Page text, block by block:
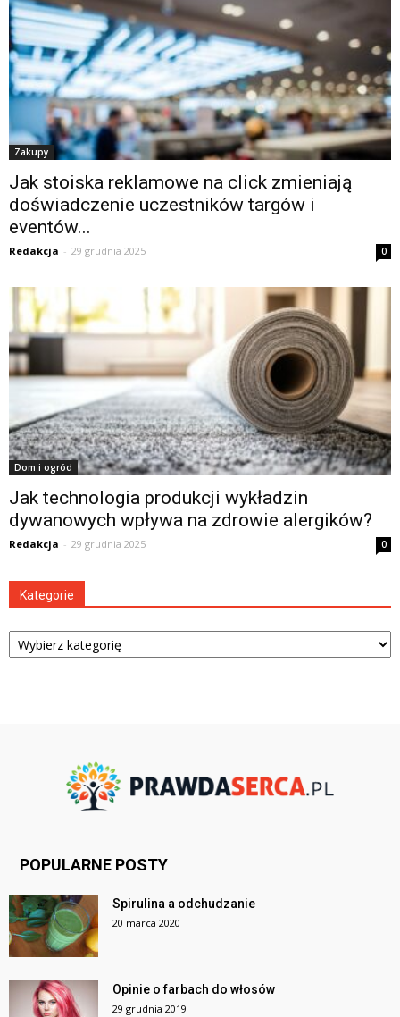
Zakupy
Jak stoiska reklamowe na click zmieniają
doświadczenie uczestników targów i
eventów...
Redakcja - 29 grudnia 2025 0
Dom i ogród
Jak technologia produkcji wykładzin
dywanowych wpływa na zdrowie alergików?
Redakcja - 29 grudnia 2025 0
Kategorie
Kategorie
POPULARNE POSTY
Spirulina a odchudzanie
20 marca 2020
Opinie o farbach do włosów
29 grudnia 2019